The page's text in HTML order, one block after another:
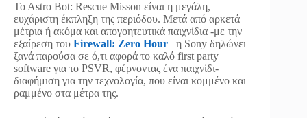
To Astro Bot: Rescue Misson είναι η μεγάλη,
ευχάριστη έκπληξη της περιόδου. Μετά από αρκετά
μέτρια ή ακόμα και απογοητευτικά παιχνίδια -με την
εξαίρεση του Firewall: Zero Hour– η Sony δηλώνει
ξανά παρούσα σε ό,τι αφορά το καλό first party
software για το PSVR, φέρνοντας ένα παιχνίδι-
διαφήμιση για την τεχνολογία, που είναι κομμένο και
ραμμένο στα μέτρα της.